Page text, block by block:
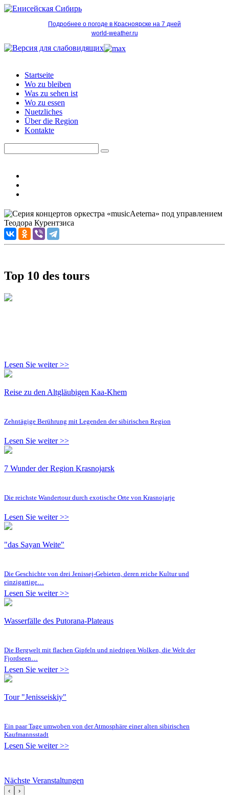
Подробнее о погоде в Красноярске на 7 дней
world-weather.ru
Startseite
Wo zu bleiben
Was zu sehen ist
Wo zu essen
Nuetzliches
Über die Region
Kontakte
Top 10 des tours
Lesen Sie weiter >>
Reise zu den Altgläubigen Kaa-Khem
Zehntägige Berührung mit Legenden der sibirischen Region
Lesen Sie weiter >>
7 Wunder der Region Krasnojarsk
Die reichste Wandertour durch exotische Orte von Krasnojarje
Lesen Sie weiter >>
"das Sayan Weite"
Die Geschichte von drei Jenissej-Gebieten, deren reiche Kultur und
einzigartige…
Lesen Sie weiter >>
Wasserfälle des Putorana-Plateaus
Die Bergwelt mit flachen Gipfeln und niedrigen Wolken, die Welt der
Fjordseen…
Lesen Sie weiter >>
Tour "Jenisseiskiy"
Ein paar Tage umwoben von der Atmosphäre einer alten sibirischen
Kaufmannsstadt
Lesen Sie weiter >>
Nächste Veranstaltungen
‹ ›